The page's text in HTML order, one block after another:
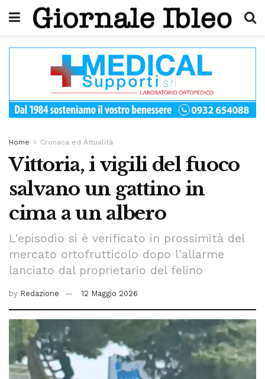
Home Cronaca ed Attualità
Vittoria, i vigili del fuoco
salvano un gattino in
cima a un albero
L'episodio si è verificato in prossimità del
mercato ortofrutticolo dopo l'allarme
lanciato dal proprietario del felino
by Redazione 12 Maggio 2026